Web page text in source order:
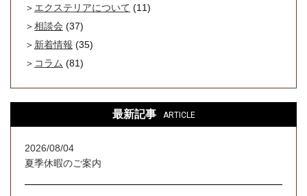
エクステリアについて (11)
相談会 (37)
新着情報 (35)
コラム (81)
最新記事 ARTICLE
2026/08/04
夏季休暇のご案内